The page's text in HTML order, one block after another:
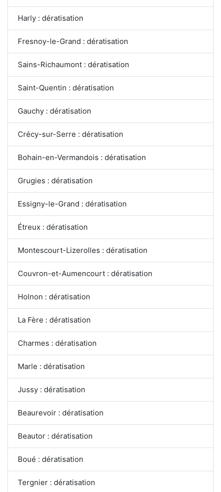
Harly : dératisation
Fresnoy-le-Grand : dératisation
Sains-Richaumont : dératisation
Saint-Quentin : dératisation
Gauchy : dératisation
Crécy-sur-Serre : dératisation
Bohain-en-Vermandois : dératisation
Grugies : dératisation
Essigny-le-Grand : dératisation
Étreux : dératisation
Montescourt-Lizerolles : dératisation
Couvron-et-Aumencourt : dératisation
Holnon : dératisation
La Fère : dératisation
Charmes : dératisation
Marle : dératisation
Jussy : dératisation
Beaurevoir : dératisation
Beautor : dératisation
Boué : dératisation
Tergnier : dératisation